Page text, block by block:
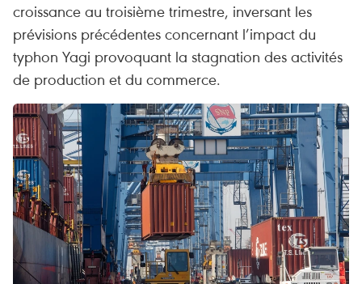
croissance au troisième trimestre, inversant les
prévisions précédentes concernant l’impact du
typhon Yagi provoquant la stagnation des activités
de production et du commerce.